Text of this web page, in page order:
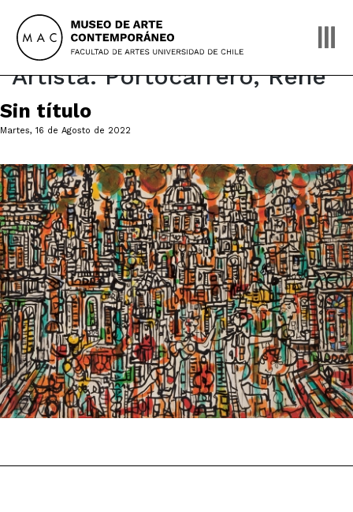
content
Artista:Portocarrero, René
Sin título
Martes, 16 de Agosto de 2022